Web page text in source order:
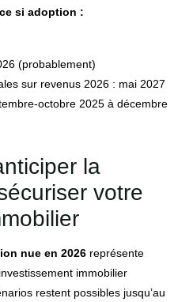
si adoption :
(probablement)
sur revenus 2026 : mai 2027
octobre 2025 à décembre
la
votre
nue en 2026 représente
immobilier
restent possibles jusqu’au